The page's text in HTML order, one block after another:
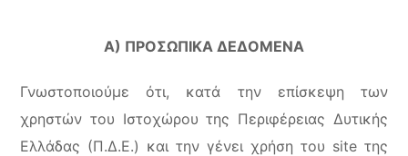
Α) ΠΡΟΣΩΠΙΚΑ ΔΕΔΟΜΕΝΑ
Γνωστοποιούμε ότι, κατά την επίσκεψη των
χρηστών του Ιστοχώρου της Περιφέρειας Δυτικής
Ελλάδας (Π.Δ.Ε.) και την γένει χρήση του site της